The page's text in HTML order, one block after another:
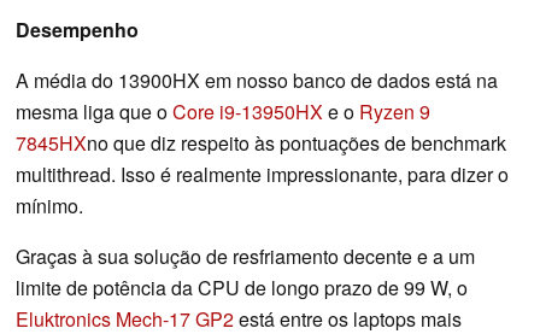
Desempenho
A média do 13900HX em nosso banco de dados está na
mesma liga que oCore i9-13950HXe o Ryzen 9
7845HXno que diz respeito às pontuações de benchmark
multithread. Isso é realmente impressionante, para dizer o
mínimo.
Graças à sua solução de resfriamento decente e a um
limite de potência da CPU de longo prazo de 99 W, o
Eluktronics Mech-17 GP2está entre os laptops mais